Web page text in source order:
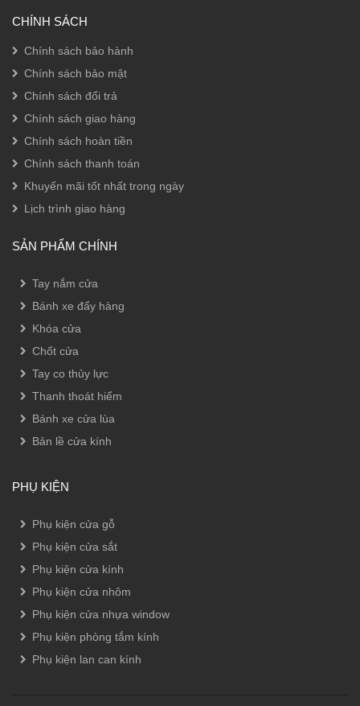
CHÍNH SÁCH
Chính sách bảo hành
Chính sách bảo mật
Chính sách đổi trả
Chính sách giao hàng
Chính sách hoàn tiền
Chính sách thanh toán
Khuyến mãi tốt nhất trong ngày
Lịch trình giao hàng
SẢN PHẨM CHÍNH
Tay nắm cửa
Bánh xe đẩy hàng
Khóa cửa
Chốt cửa
Tay co thủy lực
Thanh thoát hiểm
Bánh xe cửa lùa
Bản lề cửa kính
PHỤ KIỆN
Phụ kiện cửa gỗ
Phụ kiện cửa sắt
Phụ kiện cửa kính
Phụ kiện cửa nhôm
Phụ kiện cửa nhựa window
Phụ kiện phòng tắm kính
Phụ kiện lan can kính